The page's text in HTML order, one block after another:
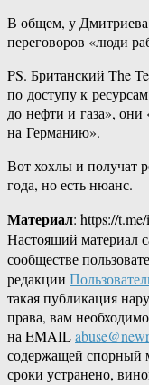
В общем, у
переговоров «люди
PS. Британский The
по доступу к
до нефти и газа»,
на Германию».
Вот хохлы и получат
года, но есть нюанс.
Материал: https://
Настоящий материал
сообществе
редакции
такая публикация
права, вам
на EMAIL
содержащей спорный
сроки устранено,